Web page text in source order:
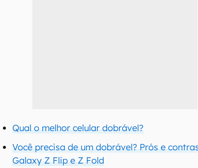
Qual o melhor celular dobrável?
Você precisa de um dobrável? Prós e
Galaxy Z Flip e Z Fold